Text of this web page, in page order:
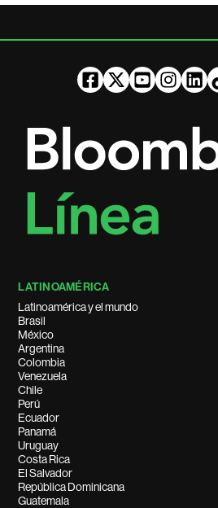
LATINOAMÉRICA
Latinoamérica y el mundo
Brasil
México
Argentina
Colombia
Venezuela
Chile
Perú
Ecuador
Panamá
Uruguay
Costa Rica
El Salvador
República Dominicana
Guatemala